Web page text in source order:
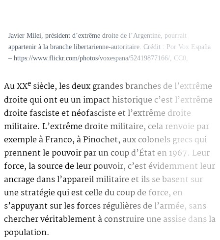
Javier Milei, président d’extrême droite de l’Argentine, pourrait
appartenir à la branche libertarienne-autoritaire. Crédit : Por Vox España
– https://www.flickr.com/photos/voxespana/52419877166/, CC0,
Au XXe siècle, les deux grandes branches de l’extrême
droite qui ont eu un impact historique c’est l’extrême
droite fasciste et néofasciste et l’extrême droite
militaire. L’extrême droite militaire, cela renvoie par
exemple à Franco, à Pinochet, aux colonels grecs qui
prennent le pouvoir par un coup d’État en 1967. Leur
force, la source de leur pouvoir, c’est évidemment leur
ancrage dans l’appareil militaire et ils se basent sur
une stratégie qui est celle du coup de force, en
s’appuyant sur les forces régulières de l’armée, sans
chercher véritablement à construire une assise dans la
population.